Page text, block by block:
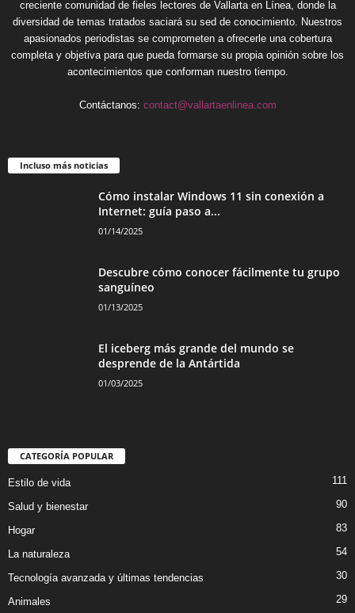
creciente comunidad de fieles lectores de Vallarta en Línea, donde la
diversidad de temas tratados saciará su sed de conocimiento. Nuestros
apasionados periodistas se comprometen a ofrecerle una cobertura
completa y objetiva para que pueda formarse su propia opinión sobre los
acontecimientos que conforman nuestro tiempo.
Contáctanos: contact@vallartaenlinea.com
Incluso más noticias
Cómo instalar Windows 11 sin conexión a
Internet: guía paso a...
01/14/2025
Descubre cómo conocer fácilmente tu grupo
sanguíneo
01/13/2025
El iceberg más grande del mundo se
desprende de la Antártida
01/03/2025
CATEGORÍA POPULAR
Estilo de vida 111
Salud y bienestar 90
Hogar 83
La naturaleza 54
Tecnología avanzada y últimas tendencias 30
Animales 29